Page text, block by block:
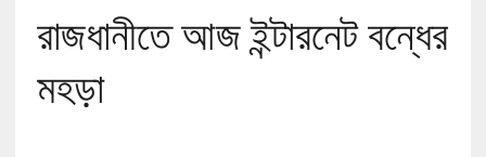
রাজধানীতে আজ ইন্টারনেট বন্ধের
মহড়া